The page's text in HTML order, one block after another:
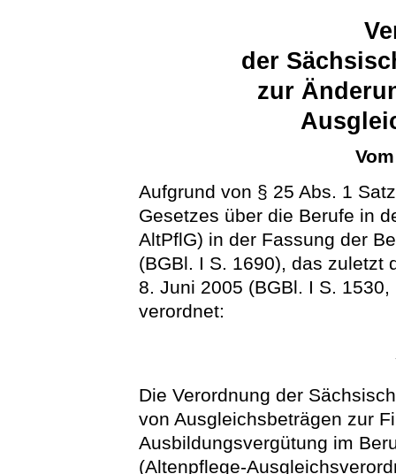
der
zur
Aufgrund von § 25 Abs. 1
Gesetzes über die Berufe in
AltPflG) in der Fassung der
(BGBl. I S. 1690), das zuletzt
8. Juni 2005 (BGBl. I S.
verordnet:
Die Verordnung der
von Ausgleichsbeträgen zur
Ausbildungsvergütung im
(Altenpflege-